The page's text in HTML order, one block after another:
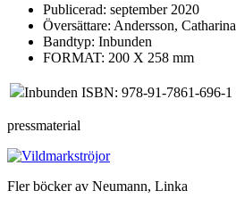
Publicerad: september 2020
Översättare: Andersson, Catharina
Bandtyp: Inbunden
FORMAT: 200 X 258 mm
Inbunden ISBN: 978-91-7861-696-1
pressmaterial
Fler böcker av Neumann, Linka